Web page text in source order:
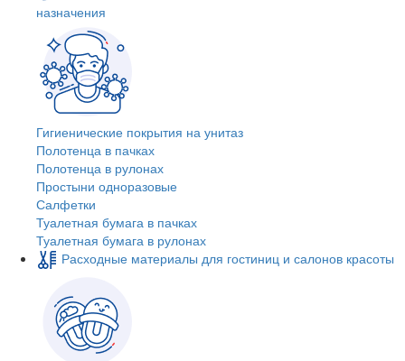
назначения
Гигиенические покрытия на унитаз
Полотенца в пачках
Полотенца в рулонах
Простыни одноразовые
Салфетки
Туалетная бумага в пачках
Туалетная бумага в рулонах
Расходные материалы для гостиниц и салонов красоты